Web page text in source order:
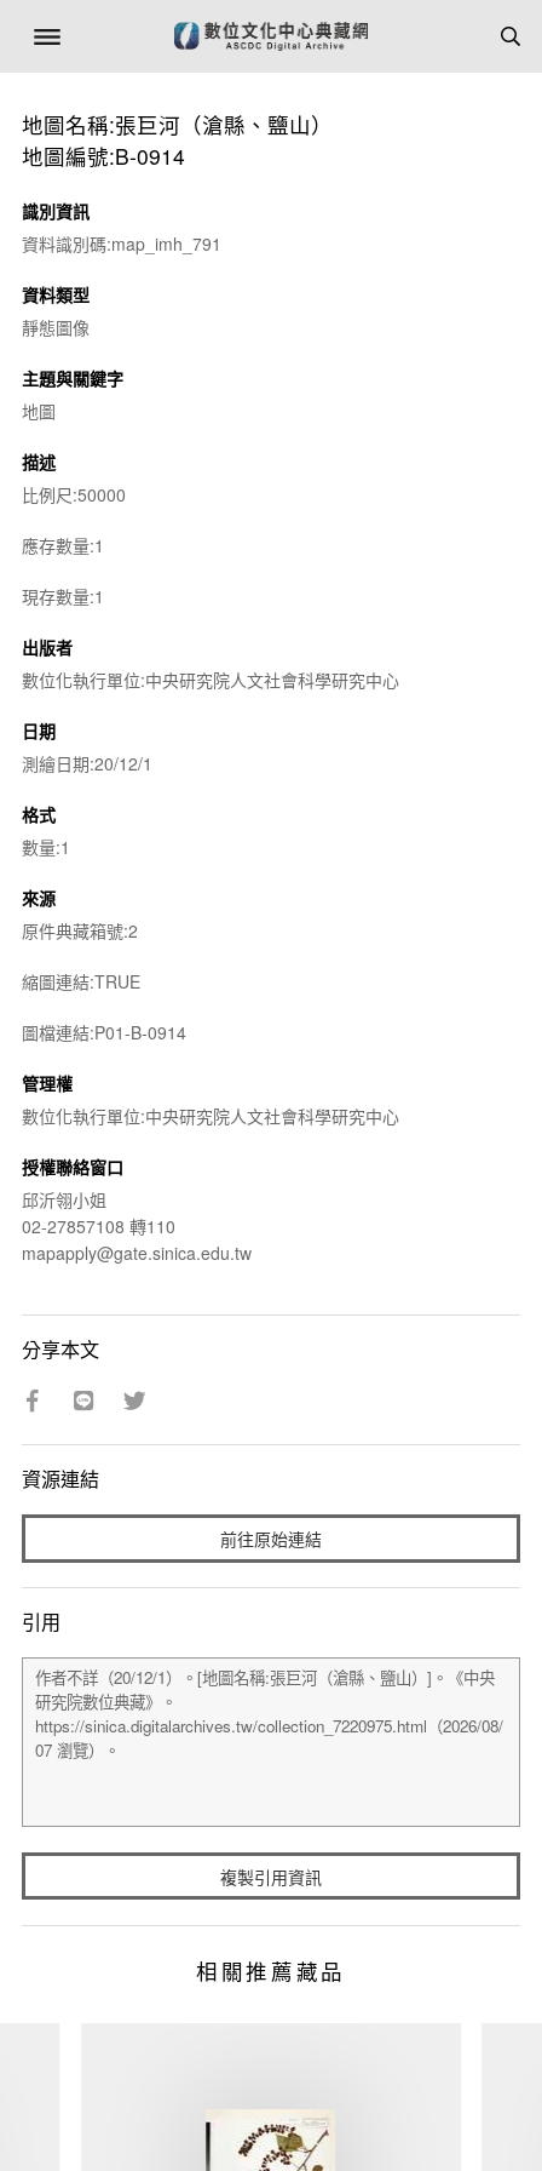
地圖名稱:張巨河（滄縣、鹽山）
地圖編號:B-0914
識別資訊
資料識別碼:map_imh_791
資料類型
靜態圖像
主題與關鍵字
地圖
描述
比例尺:50000
應存數量:1
現存數量:1
出版者
數位化執行單位:中央研究院人文社會科學研究中心
日期
測繪日期:20/12/1
格式
數量:1
來源
原件典藏箱號:2
縮圖連結:TRUE
圖檔連結:P01-B-0914
管理權
數位化執行單位:中央研究院人文社會科學研究中心
授權聯絡窗口
邱沂翎小姐
02-27857108 轉110
mapapply@gate.sinica.edu.tw
分享本文
資源連結
前往原始連結
引用
複製引用資訊
相關推薦藏品